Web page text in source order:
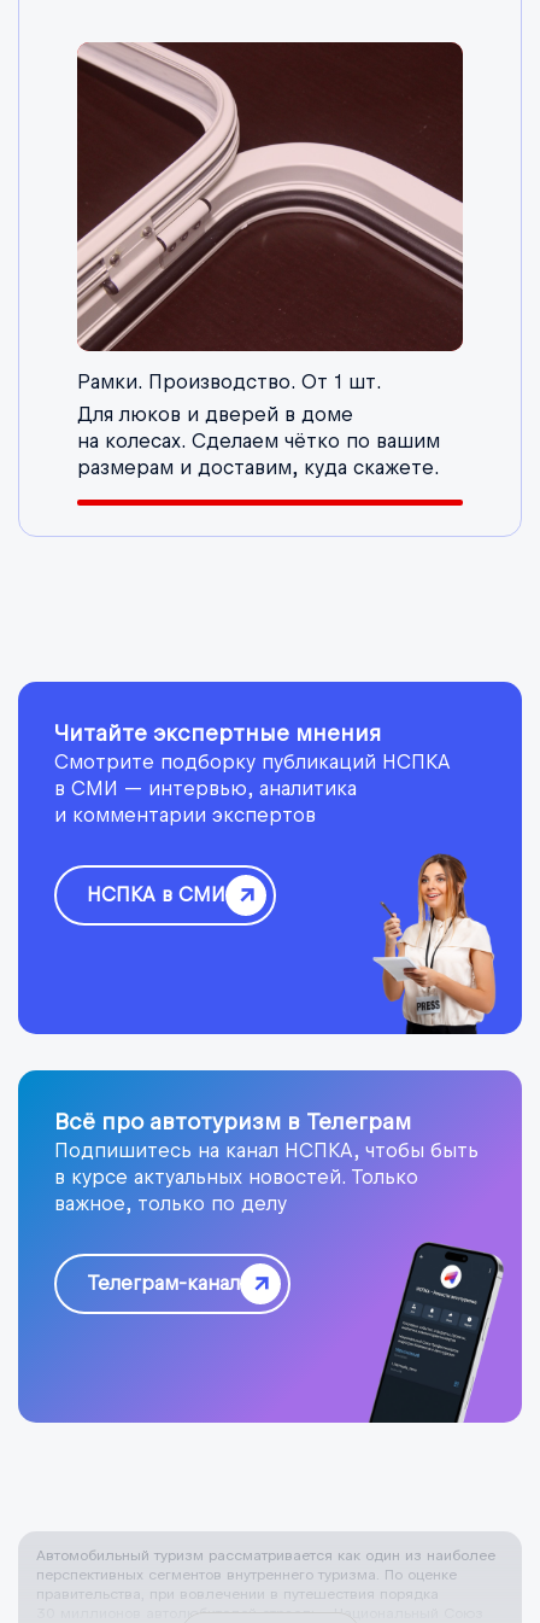
Рамки. Производство. От 1 шт.
Для люков и дверей в доме
на колесах. Сделаем чётко по вашим
размерам и доставим, куда скажете.
Читайте экспертные мнения
Смотрите подборку публикаций НСПКА
в СМИ — интервью, аналитика
и комментарии экспертов
НСПКА в СМИ
Всё про автотуризм в Телеграм
Подпишитесь на канал НСПКА, чтобы быть
в курсе актуальных новостей. Только
важное, только по делу
Телеграм-канал
Автомобильный туризм рассматривается как один из наиболее
перспективных сегментов внутреннего туризма. По оценке
правительства, при вовлечении в путешествия порядка